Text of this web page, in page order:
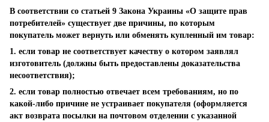
В соответствии со статьей 9 Закона Украины «О защите прав
потребителей» существует две причины, по которым
покупатель может вернуть или обменять купленный им товар:
1. если товар не соответствует качеству о котором заявлял
изготовитель (должны быть предоставлены доказательства
несоответствия);
2. если товар полностью отвечает всем требованиям, но по
какой-либо причине не устраивает покупателя (оформляется
акт возврата посылки на почтовом отделении с указанной